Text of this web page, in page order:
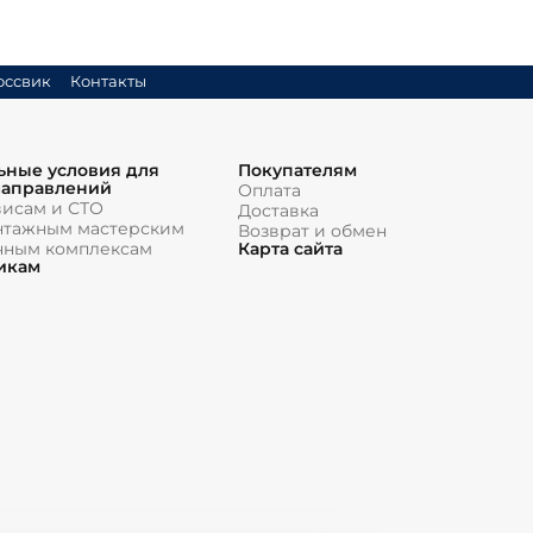
Контакты
условия для
и СТО
мастерским
комплексам
Покупателям
Оплата
Доставка
Возврат и обмен
Карта сайта